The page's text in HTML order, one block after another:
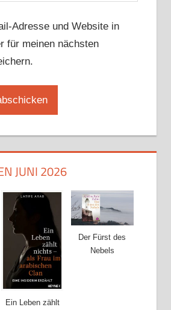
Adresse und Website in
für meinen nächsten
JUNI 2026
Ein Leben zählt
Der Fürst des
Nebels